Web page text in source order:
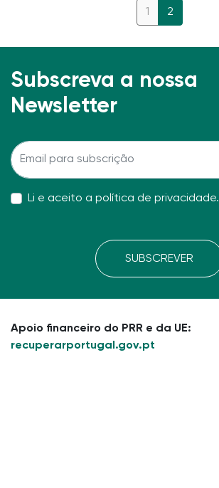
1 2
Subscreva a nossa
Newsletter
Li e aceito a política de privacidade.
SUBSCREVER
Apoio financeiro do PRR e da UE:
recuperarportugal.gov.pt